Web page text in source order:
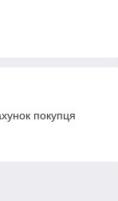
покупця